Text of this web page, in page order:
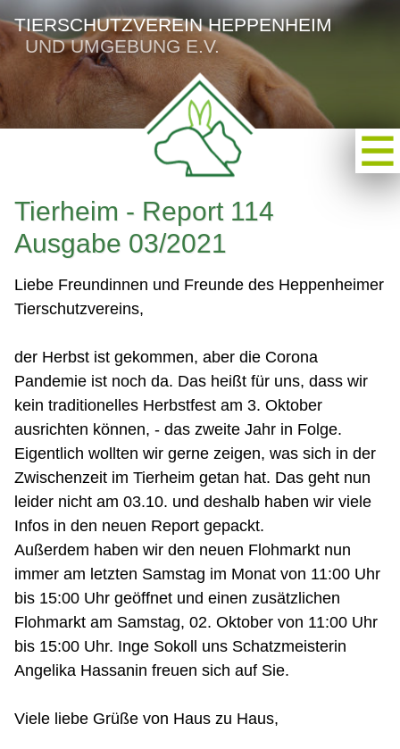
TIERSCHUTZVEREIN HEPPENHEIM
UND UMGEBUNG E.V.
Tierheim - Report 114
Ausgabe 03/2021
Liebe Freundinnen und Freunde des Heppenheimer
Tierschutzvereins,
der Herbst ist gekommen, aber die Corona
Pandemie ist noch da. Das heißt für uns, dass wir
kein traditionelles Herbstfest am 3. Oktober
ausrichten können, - das zweite Jahr in Folge.
Eigentlich wollten wir gerne zeigen, was sich in der
Zwischenzeit im Tierheim getan hat. Das geht nun
leider nicht am 03.10. und deshalb haben wir viele
Infos in den neuen Report gepackt.
Außerdem haben wir den neuen Flohmarkt nun
immer am letzten Samstag im Monat von 11:00 Uhr
bis 15:00 Uhr geöffnet und einen zusätzlichen
Flohmarkt am Samstag, 02. Oktober von 11:00 Uhr
bis 15:00 Uhr. Inge Sokoll uns Schatzmeisterin
Angelika Hassanin freuen sich auf Sie.
Viele liebe Grüße von Haus zu Haus,